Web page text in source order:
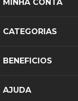
MINHA CONTA
CATEGORIAS
BENEFICIOS
AJUDA